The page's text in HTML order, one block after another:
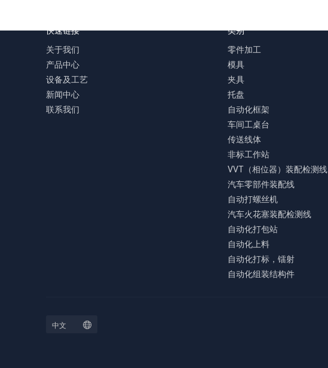
快速链接
关于我们
产品中心
设备及工艺
新闻中心
联系我们
类别
零件加工
模具
夹具
托盘
自动化框架
车间工桌台
传送线体
非标工作站
VVT（相位器）装配检测线
汽车零部件装配线
自动打螺丝机
汽车火花塞装配检测线
自动化打包站
自动化上料
自动化打标，镭射
自动化组装结构件